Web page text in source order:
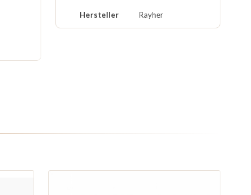
Hersteller Rayher